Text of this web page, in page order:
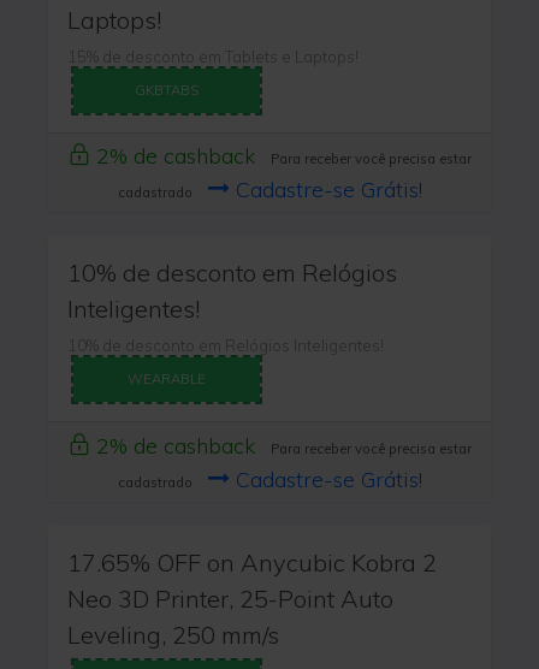
Laptops!
15% de desconto em Tablets e Laptops!
GKBTABS
2% de cashback
Para receber você precisa estar
cadastrado
Cadastre-se Grátis!
10% de desconto em Relógios
Inteligentes!
10% de desconto em Relógios Inteligentes!
WEARABLE
2% de cashback
Para receber você precisa estar
cadastrado
Cadastre-se Grátis!
17.65% OFF on Anycubic Kobra 2
Neo 3D Printer, 25-Point Auto
Leveling, 250 mm/s